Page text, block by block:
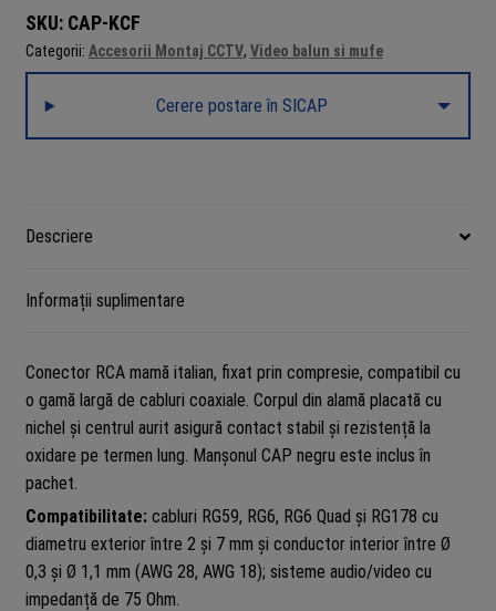
compresie
pentru
coaxial
RG59/RG6/RG6
Ohm,
SKU: CAP-KCF
Categorii: Accesorii Montaj CCTV, Video balun si mufe
Cerere postare în SICAP
Descriere
Informații suplimentare
Conector RCA mamă italian, fixat prin compresie, compatibil cu
o gamă largă de cabluri coaxiale. Corpul din alamă placată cu
nichel și centrul aurit asigură contact stabil și rezistență la
oxidare pe termen lung. Manșonul CAP negru este inclus în
pachet.
Compatibilitate:cabluri RG59, RG6, RG6 Quad și RG178 cu
diametru exterior între 2 și 7 mm și conductor interior între Ø
0,3 și Ø 1,1 mm (AWG 28, AWG 18); sisteme audio/video cu
impedanță de 75 Ohm.